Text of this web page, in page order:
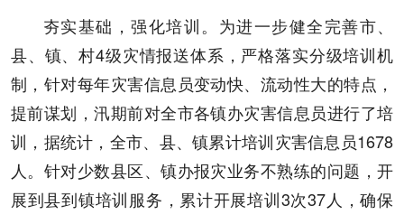
夯实基础，强化培训。为进一步健全完善市、
县、镇、村4级灾情报送体系，严格落实分级培训机
制，针对每年灾害信息员变动快、流动性大的特点，
提前谋划，汛期前对全市各镇办灾害信息员进行了培
训，据统计，全市、县、镇累计培训灾害信息员1678
人。针对少数县区、镇办报灾业务不熟练的问题，开
展到县到镇培训服务，累计开展培训3次37人，确保